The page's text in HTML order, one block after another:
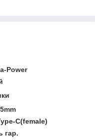
Power
C(female)
гар.